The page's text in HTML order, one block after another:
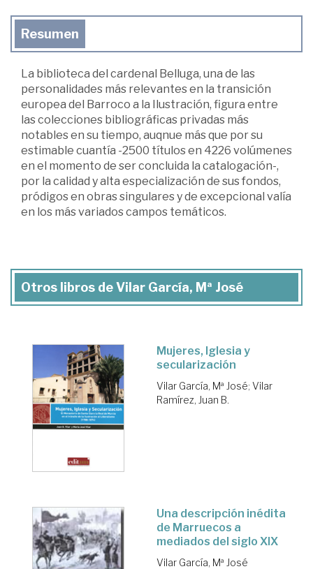
Resumen
La biblioteca del cardenal Belluga, una de las
personalidades más relevantes en la transición
europea del Barroco a la Ilustración, figura entre
las colecciones bibliográficas privadas más
notables en su tiempo, auqnue más que por su
estimable cuantía -2500 títulos en 4226 volúmenes
en el momento de ser concluida la catalogación-,
por la calidad y alta especialización de sus fondos,
pródigos en obras singulares y de excepcional valía
en los más variados campos temáticos.
Otros libros de Vilar García, Mª José
Mujeres, Iglesia y
secularización
Vilar García, Mª José; Vilar
Ramírez, Juan B.
Una descripción inédita
de Marruecos a
mediados del siglo XIX
Vilar García, Mª José